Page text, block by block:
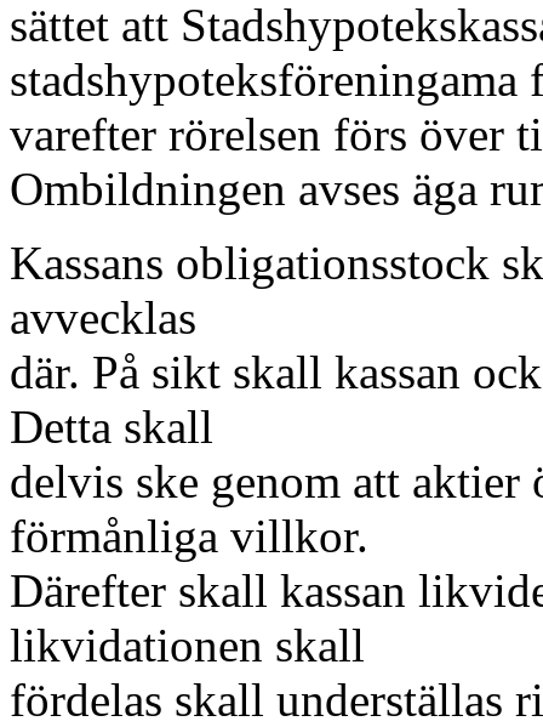
sättet att
stadshypoteksföreningama
varefter rörelsen förs över
Ombildningen avses äga
Kassans obligationsstock
avvecklas
där. På sikt skall kassan
Detta skall
delvis ske genom att
förmånliga villkor.
Därefter skall kassan
likvidationen skall
fördelas skall underställas